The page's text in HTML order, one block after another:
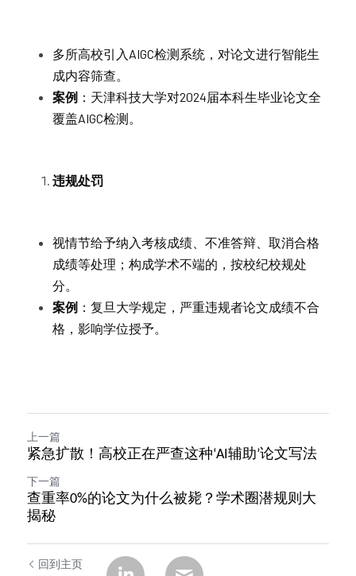
多所高校引入AIGC检测系统，对论文进行智能生
成内容筛查。
案例 ：天津科技大学对2024届本科生毕业论文全
覆盖AIGC检测。
违规处罚
视情节给予纳入考核成绩、不准答辩、取消合格
成绩等处理；构成学术不端的，按校纪校规处
分。
案例 ：复旦大学规定，严重违规者论文成绩不合
格，影响学位授予。
上一篇
紧急扩散！高校正在严查这种‘AI辅助’论文写法
下一篇
查重率0%的论文为什么被毙？学术圈潜规则大
揭秘
回到主页